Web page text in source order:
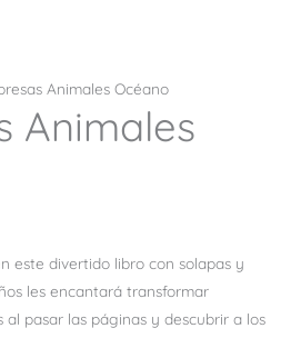
Animales Océano
Animales
este divertido libro con solapas y
les encantará transformar
pasar las páginas y descubrir a los